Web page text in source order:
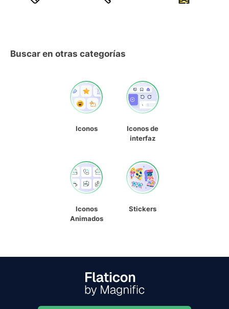
Buscar en otras categorías
Iconos
Iconos de
interfaz
Iconos
Animados
Stickers